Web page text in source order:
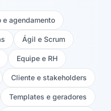
e agendamento
Ágil e Scrum
Equipe e RH
Cliente e stakeholders
Templates e geradores